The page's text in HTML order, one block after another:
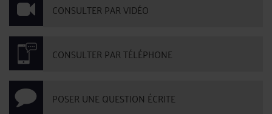
CONSULTER PAR VIDÉO
CONSULTER PAR TÉLÉPHONE
POSER UNE QUESTION ÉCRITE